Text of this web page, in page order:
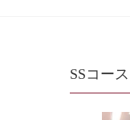
SSコース